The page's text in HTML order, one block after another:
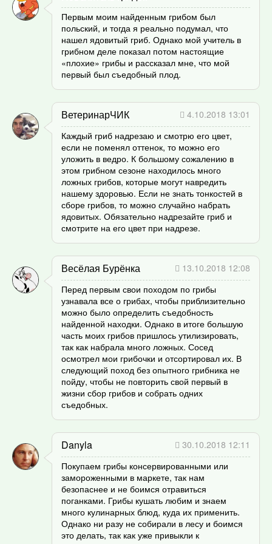
Первым моим найденным грибом был
польский, и тогда я реально подумал, что
нашел ядовитый гриб. Однако мой учитель в
грибном деле показал потом настоящие
«плохие» грибы и рассказал мне, что мой
первый был съедобный плод.
ВетеринарЧИК
4.10.2018 13:01
Каждый гриб надрезаю и смотрю его цвет,
если не поменял оттенок, то можно его
уложить в ведро. К большому сожалению в
этом грибном сезоне находилось много
ложных грибов, которые могут навредить
нашему здоровью. Если не знать тонкостей в
сборе грибов, то можно случайно набрать
ядовитых. Обязательно надрезайте гриб и
смотрите на его цвет при надрезе.
Весёлая Бурёнка
13.10.2018 12:08
Перед первым свои походом по грибы
узнавала все о грибах, чтобы приблизительно
можно было определить съедобность
найденной находки. Однако в итоге большую
часть моих грибов пришлось утилизировать,
так как набрала много ложных. Сосед
осмотрел мои грибочки и отсортировал их. В
следующий поход без опытного грибника не
пойду, чтобы не повторить свой первый в
жизни сбор грибов и собрать одних
съедобных.
Danyla
30.10.2018 12:11
Покупаем грибы консервированными или
замороженными в маркете, так нам
безопаснее и не боимся отравиться
поганками. Грибы кушать любим и знаем
много кулинарных блюд, куда их применить.
Однако ни разу не собирали в лесу и боимся
это делать, так как уже привыкли к